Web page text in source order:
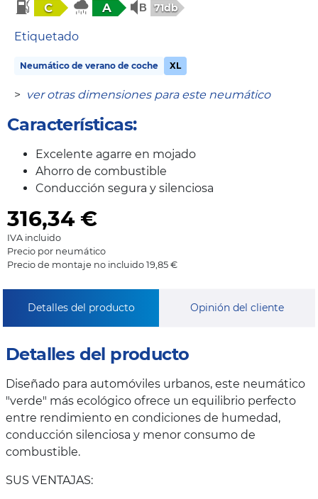
C A 71db
Etiquetado
Neumático de verano de coche XL
> ver otras dimensiones para este neumático
Características:
Excelente agarre en mojado
Ahorro de combustible
Conducción segura y silenciosa
316,34€
IVA incluido
Precio por neumático
Precio de montaje no incluido 19,85 €
Detalles del producto Opinión del cliente
Detalles del producto
Diseñado para automóviles urbanos, este neumático
"verde" más ecológico ofrece un equilibrio perfecto
entre rendimiento en condiciones de humedad,
conducción silenciosa y menor consumo de
combustible.
SUS VENTAJAS: